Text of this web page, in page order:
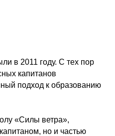
в 2011 году. С тех пор
капитанов
подход к образованию
«Силы ветра»,
но и частью